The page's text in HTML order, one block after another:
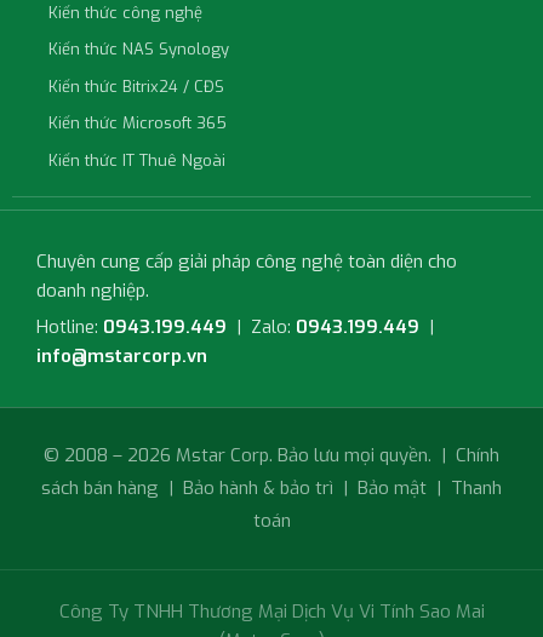
Kiến thức công nghệ
Kiến thức NAS Synology
Kiến thức Bitrix24 / CĐS
Kiến thức Microsoft 365
Kiến thức IT Thuê Ngoài
Chuyên cung cấp giải pháp công nghệ toàn diện cho
doanh nghiệp.
Hotline: 0943.199.449 | Zalo: 0943.199.449 |
info@mstarcorp.vn
© 2008 – 2026 Mstar Corp. Bảo lưu mọi quyền. | Chính
sách bán hàng | Bảo hành & bảo trì | Bảo mật | Thanh
toán
Công Ty TNHH Thương Mại Dịch Vụ Vi Tính Sao Mai